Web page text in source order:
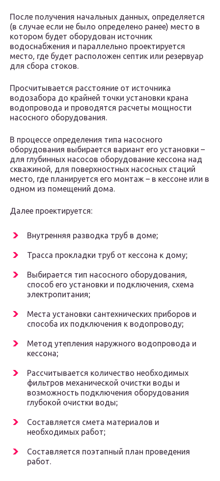
После получения начальных данных, определяется
(в случае если не было определено ранее) место в
котором будет оборудован источник
водоснабжения и параллельно проектируется
место, где будет расположен септик или резервуар
для сбора стоков.
Просчитывается расстояние от источника
водозабора до крайней точки установки крана
водопровода и проводятся расчеты мощности
насосного оборудования.
В процессе определения типа насосного
оборудования выбирается вариант его установки –
для глубинных насосов оборудование кессона над
скважиной, для поверхностных насосных стаций
место, где планируется его монтаж – в кессоне или в
одном из помещений дома.
Далее проектируется:
Внутренняя разводка труб в доме;
Трасса прокладки труб от кессона к дому;
Выбирается тип насосного оборудования,
способ его установки и подключения, схема
электропитания;
Места установки сантехнических приборов и
способа их подключения к водопроводу;
Метод утепления наружного водопровода и
кессона;
Рассчитывается количество необходимых
фильтров механической очистки воды и
возможность подключения оборудования
глубокой очистки воды;
Составляется смета материалов и
необходимых работ;
Составляется поэтапный план проведения
работ.